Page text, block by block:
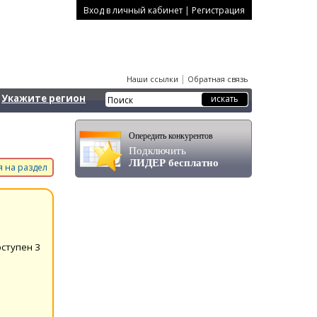
Вход в личный кабинет | Регистрация
Наши ссылки | Обратная связь
Укажите регион
на раздел
3
Опередить конкурентов
Подключить
ЛИДЕР бесплатно